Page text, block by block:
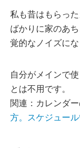
私も昔はもらっ
ばかりに家のあ
覚的なノイズにな
自分がメインで
とは不用です。
関連：カレンダ
方。スケジュー